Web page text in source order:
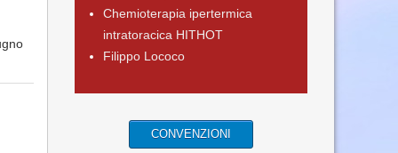
Chemioterapia ipertermica
intratoracica HITHOT
Filippo Lococo
CONVENZIONI